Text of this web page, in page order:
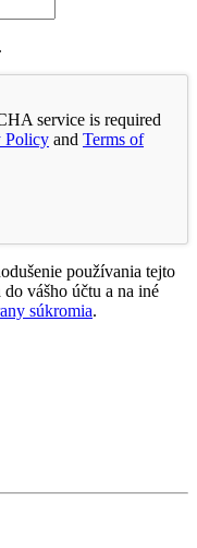
service is required
Policy and Terms of
používania tejto
vášho účtu a na iné
súkromia.